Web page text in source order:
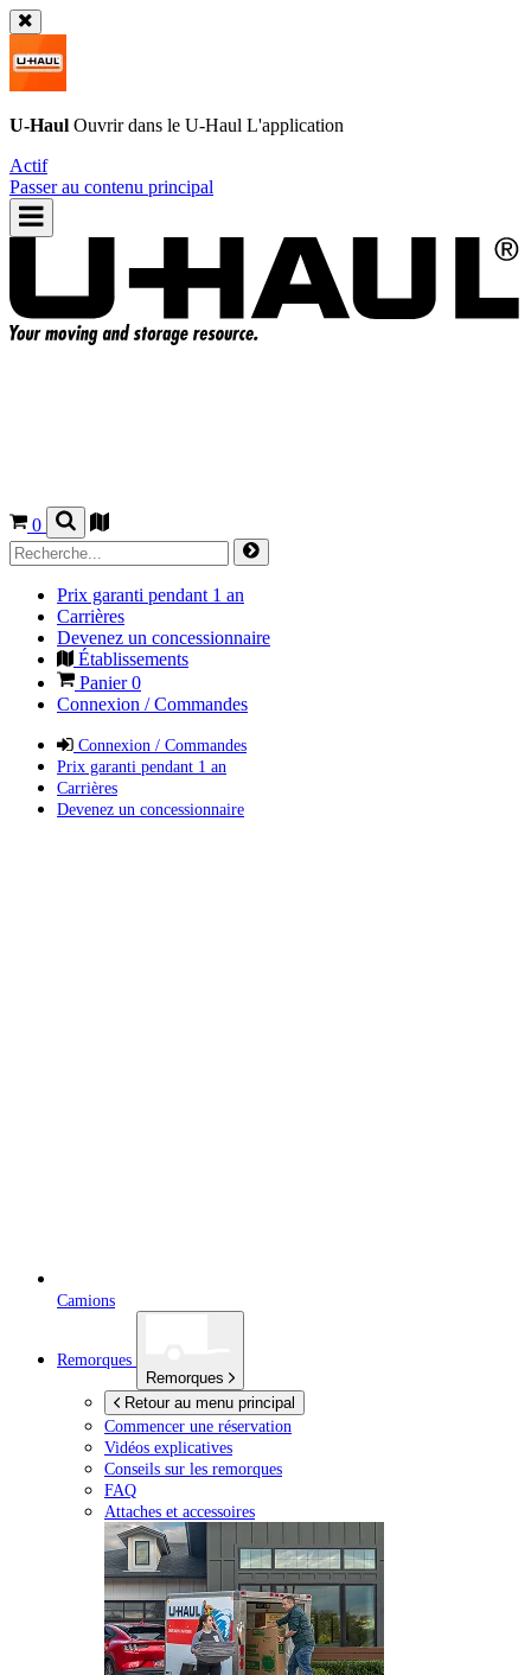
U-Haul Ouvrir dans le U-Haul L'application
Actif
Passer au contenu principal
0
Prix garanti pendant 1 an
Carrières
Devenez un concessionnaire
Établissements
Panier0
Connexion / Commandes
Connexion / Commandes
Prix garanti pendant 1 an
Carrières
Devenez un concessionnaire
Camions
Remorques
Remorques
Retour au menu principal
Commencer une réservation
Vidéos explicatives
Conseils sur les remorques
FAQ
Attaches et accessoires